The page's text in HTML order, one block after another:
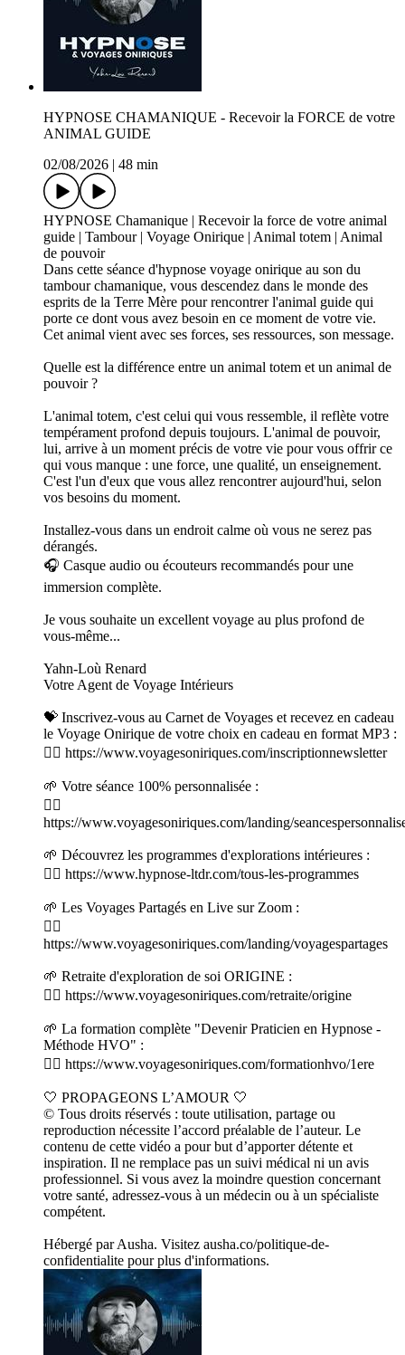
HYPNOSE CHAMANIQUE - Recevoir la FORCE de votre
ANIMAL GUIDE
02/08/2026 | 48 min
HYPNOSE Chamanique | Recevoir la force de votre animal
guide | Tambour | Voyage Onirique | Animal totem | Animal
de pouvoir
Dans cette séance d'hypnose voyage onirique au son du
tambour chamanique, vous descendez dans le monde des
esprits de la Terre Mère pour rencontrer l'animal guide qui
porte ce dont vous avez besoin en ce moment de votre vie.
Cet animal vient avec ses forces, ses ressources, son message.
Quelle est la différence entre un animal totem et un animal de
pouvoir ?
L'animal totem, c'est celui qui vous ressemble, il reflète votre
tempérament profond depuis toujours. L'animal de pouvoir,
lui, arrive à un moment précis de votre vie pour vous offrir ce
qui vous manque : une force, une qualité, un enseignement.
C'est l'un d'eux que vous allez rencontrer aujourd'hui, selon
vos besoins du moment.
Installez-vous dans un endroit calme où vous ne serez pas
dérangés.
🎧 Casque audio ou écouteurs recommandés pour une
immersion complète.
Je vous souhaite un excellent voyage au plus profond de
vous-même...
Yahn-Loù Renard
Votre Agent de Voyage Intérieurs
💝 Inscrivez-vous au Carnet de Voyages et recevez en cadeau
le Voyage Onirique de votre choix en cadeau en format MP3 :
👉🏻 https://www.voyagesoniriques.com/inscriptionnewsletter
🌱 Votre séance 100% personnalisée :
👉🏻
https://www.voyagesoniriques.com/landing/
🌱 Découvrez les programmes d'explorations intérieures :
👉🏻 https://www.hypnose-ltdr.com/tous-les-programmes
🌱 Les Voyages Partagés en Live sur Zoom :
👉🏻
https://www.voyagesoniriques.com/landing/voyagespartages
🌱 Retraite d'exploration de soi ORIGINE :
👉🏻 https://www.voyagesoniriques.com/retraite/origine
🌱 La formation complète "Devenir Praticien en Hypnose -
Méthode HVO" :
👉🏻 https://www.voyagesoniriques.com/formationhvo/1ere
🤍 PROPAGEONS L’AMOUR 🤍
© Tous droits réservés : toute utilisation, partage ou
reproduction nécessite l’accord préalable de l’auteur. Le
contenu de cette vidéo a pour but d’apporter détente et
inspiration. Il ne remplace pas un suivi médical ni un avis
professionnel. Si vous avez la moindre question concernant
votre santé, adressez-vous à un médecin ou à un spécialiste
compétent.
Hébergé par Ausha. Visitez ausha.co/politique-de-
confidentialite pour plus d'informations.